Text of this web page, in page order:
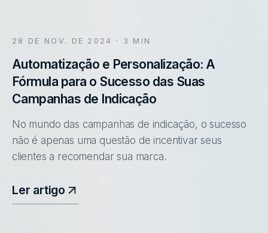
28 DE NOV. DE 2024 · 3 MIN
Automatização e Personalização: A
Fórmula para o Sucesso das Suas
Campanhas de Indicação
No mundo das campanhas de indicação, o sucesso
não é apenas uma questão de incentivar seus
clientes a recomendar sua marca.
Ler artigo